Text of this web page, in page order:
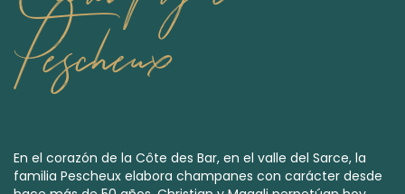
Pescheux
En el corazón de la Côte des Bar, en el valle del Sarce, la
familia Pescheux elabora champanes con carácter desde